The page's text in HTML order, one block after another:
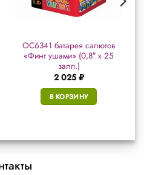
ОС6341 батарея салютов
«Финт ушами» (0,8″ х 25
залп.)
2 025 ₽
В КОРЗИНУ